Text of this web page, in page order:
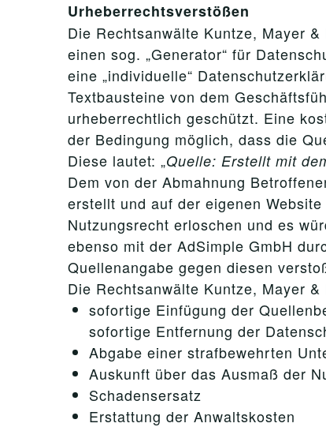
Urheberrechtsverstößen
Die Rechtsanwälte Kuntze, Mayer
einen sog. „Generator“ für
eine „individuelle“
Textbausteine von dem
urheberrechtlich geschützt. Eine
der Bedingung möglich, dass die
Diese lautet: „Quelle: Erstellt mit
Dem von der Abmahnung
erstellt und auf der eigenen
Nutzungsrecht erloschen und es
ebenso mit der AdSimple GmbH
Quellenangabe gegen diesen
Die Rechtsanwälte Kuntze, Mayer
sofortige Einfügung der
sofortige Entfernung der
Abgabe einer strafbewehrten
Auskunft über das Ausmaß der
Schadensersatz
Erstattung der Anwaltskosten